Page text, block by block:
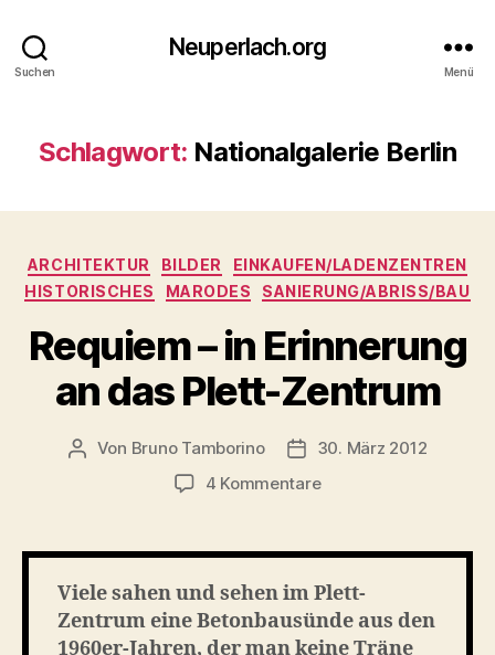
Suchen
Neuperlach.org
Menü
Schlagwort: Nationalgalerie Berlin
Kategorien
ARCHITEKTUR BILDER
EINKAUFEN/LADENZENTREN
HISTORISCHES
MARODES SANIERUNG/ABRISS/BAU
Requiem – in Erinnerung
an das Plett-Zentrum
Beitragsautor
Von Bruno Tamborino Veröffentlichungsdatum
30. März 2012
4 Kommentarezu
in
Erinnerung
an
das
Viele sahen und sehen im Plett-
Zentrum eine Betonbausünde aus den
1960er-Jahren, der man keine Träne